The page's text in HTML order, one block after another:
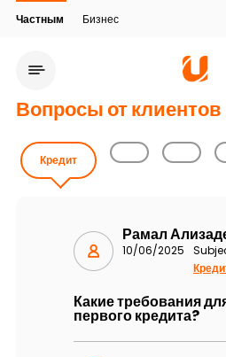
Частным Бизнес
Сеть
Вопросы от клиентов
Кредит
Рамал
10/06/2025
Какие требования
первого кредита?